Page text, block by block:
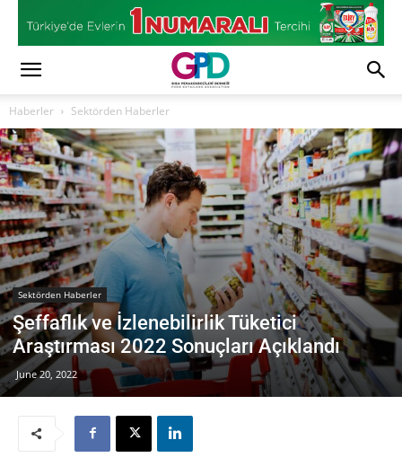
Haberler Sektörden Haberler
Sektörden Haberler
Şeffaflık ve İzlenebilirlik Tüketici
Araştırması 2022 Sonuçları Açıklandı
June 20, 2022